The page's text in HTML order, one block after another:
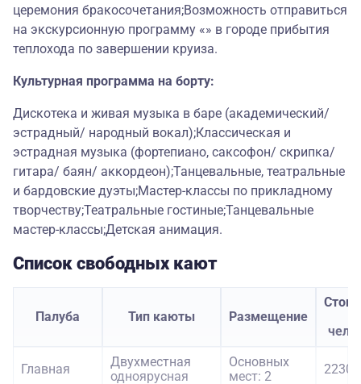
церемония бракосочетания;Возможность отправиться
на экскурсионную программу «» в городе прибытия
теплохода по завершении круиза.
Культурная программа на борту:
Дискотека и живая музыка в баре (академический/
эстрадный/ народный вокал);Классическая и
эстрадная музыка (фортепиано, саксофон/ скрипка/
гитара/ баян/ аккордеон);Танцевальные, театральные
и бардовские дуэты;Мастер-классы по прикладному
творчеству;Театральные гостиные;Танцевальные
мастер-классы;Детская анимация.
Список свободных кают
Палуба Тип каюты Размещение
Главная
Двухместная
одноярусная
Основных
мест: 2